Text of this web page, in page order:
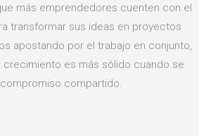
más emprendedores cuenten con el
transformar sus ideas en proyectos
apostando por el trabajo en conjunto,
es más sólido cuando se
compartido.